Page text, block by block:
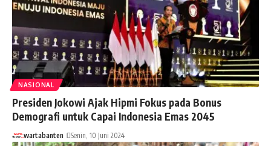
NASIONAL
Presiden Jokowi Ajak Hipmi Fokus pada Bonus
Demografi untuk Capai Indonesia Emas 2045
wartabanten Senin, 10 Juni 2024